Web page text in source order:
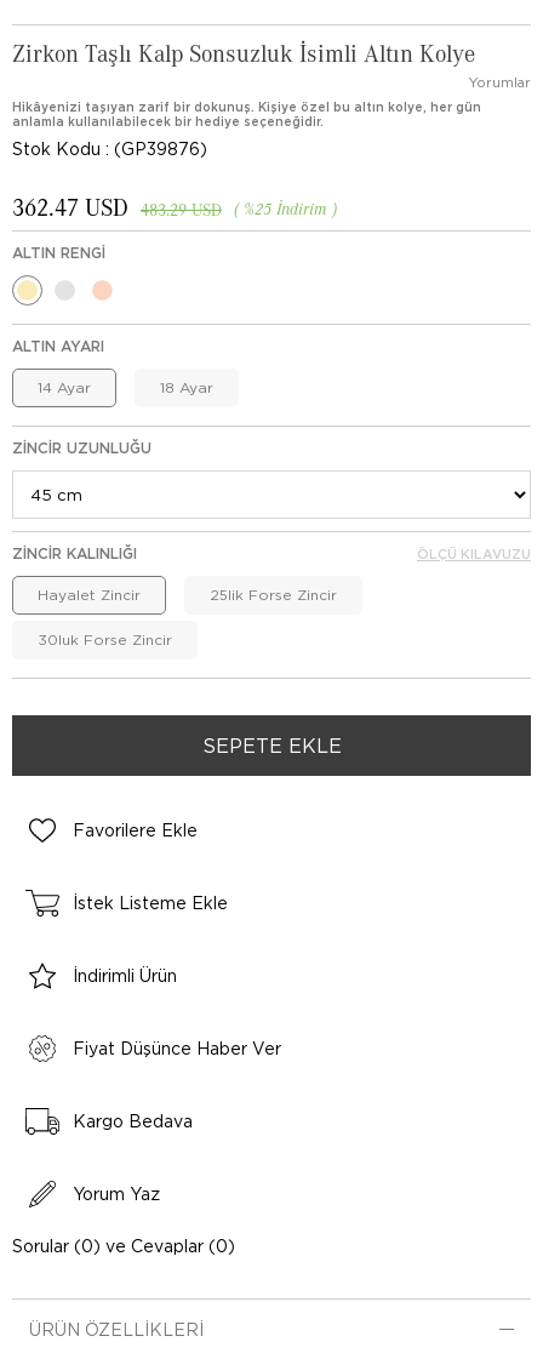
Zirkon Taşlı Kalp Sonsuzluk İsimli Altın Kolye
Yorumlar
Hikâyenizi taşıyan zarif bir dokunuş. Kişiye özel bu altın kolye, her gün
anlamla kullanılabilecek bir hediye seçeneğidir.
Stok Kodu (GP39876)
%25 İndirim
483.29 USD
362.47 USD
ALTIN RENGI
ALTIN AYARI
14 Ayar 18 Ayar
ZINCIR UZUNLUĞU
ZINCIR KALINLIĞI
Hayalet Zincir 25lik Forse Zincir
30luk Forse Zincir
ÖLÇÜ KILAVUZU
Favorilere Ekle
İstek Listeme Ekle
İndirimli Ürün
Fiyat Düşünce Haber Ver
Kargo Bedava
Yorum Yaz
Sorular (0) ve Cevaplar (0)
ÜRÜN ÖZELLIKLERI